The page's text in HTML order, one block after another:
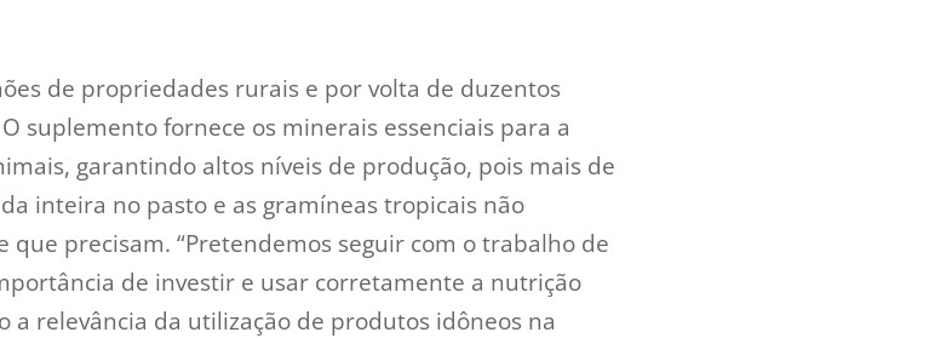
de propriedades rurais e por volta de duzentos
suplemento fornece os minerais essenciais para a
garantindo altos níveis de produção, pois mais de
inteira no pasto e as gramíneas tropicais não
precisam. “Pretendemos seguir com o trabalho de
de investir e usar corretamente a nutrição
relevância da utilização de produtos idôneos na